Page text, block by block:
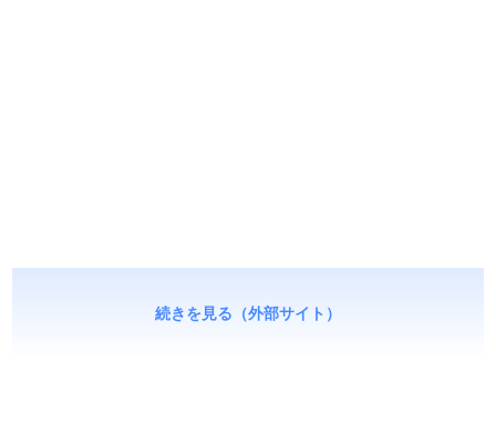
続きを見る（外部サイト）